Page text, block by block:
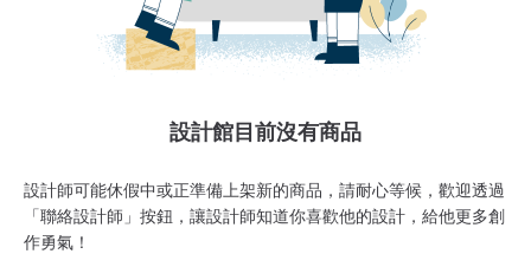
設計館目前沒有商品
設計師可能休假中或正準備上架新的商品，請耐心等候，歡迎透過
「聯絡設計師」按鈕，讓設計師知道你喜歡他的設計，給他更多創
作勇氣！